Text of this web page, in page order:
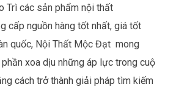
Trì các sản phẩm nội thất
cấp nguồn hàng tốt nhất, giá tốt
quốc, Nội Thất Mộc Đạt mong
xoa dịu những áp lực trong cuộc
cách trở thành giải pháp tìm kiếm